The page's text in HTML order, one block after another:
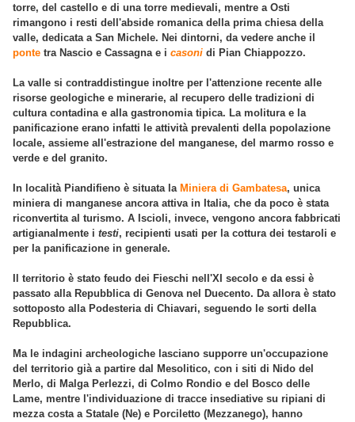
torre, del castello e di una torre medievali, mentre a Osti
rimangono i resti dell'abside romanica della prima chiesa della
valle, dedicata a San Michele. Nei dintorni, da vedere anche il
ponte tra Nascio e Cassagna e i casoni di Pian Chiappozzo.
La valle si contraddistingue inoltre per l'attenzione recente alle
risorse geologiche e minerarie, al recupero delle tradizioni di
cultura contadina e alla gastronomia tipica. La molitura e la
panificazione erano infatti le attività prevalenti della popolazione
locale, assieme all'estrazione del manganese, del marmo rosso e
verde e del granito.
In località Piandifieno è situata la Miniera di Gambatesa, unica
miniera di manganese ancora attiva in Italia, che da poco è stata
riconvertita al turismo. A Iscioli, invece, vengono ancora fabbricati
artigianalmente i testi, recipienti usati per la cottura dei testaroli e
per la panificazione in generale.
Il territorio è stato feudo dei Fieschi nell'XI secolo e da essi è
passato alla Repubblica di Genova nel Duecento. Da allora è stato
sottoposto alla Podesteria di Chiavari, seguendo le sorti della
Repubblica.
Ma le indagini archeologiche lasciano supporre un'occupazione
del territorio già a partire dal Mesolitico, con i siti di Nido del
Merlo, di Malga Perlezzi, di Colmo Rondio e del Bosco delle
Lame, mentre l'individuazione di tracce insediative su ripiani di
mezza costa a Statale (Ne) e Porciletto (Mezzanego), hanno